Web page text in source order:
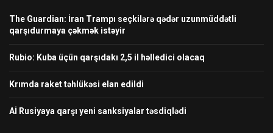
The Guardian: İran Trampı seçkilərə qədər uzunmüddətli
qarşıdurmaya çəkmək istəyir
Rubio: Kuba üçün qarşıdakı 2,5 il həlledici olacaq
Krımda raket təhlükəsi elan edildi
Aİ Rusiyaya qarşı yeni sanksiyalar təsdiqlədi